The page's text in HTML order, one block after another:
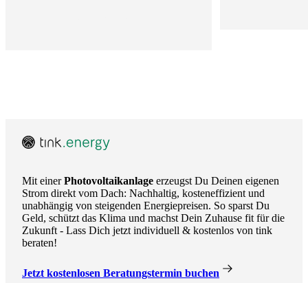
Mit einerPhotovoltaikanlage erzeugst Du Deinen eigenen
Strom direkt vom Dach: Nachhaltig, kosteneffizient und
unabhängig von steigenden Energiepreisen. So sparst Du
Geld, schützt das Klima und machst Dein Zuhause fit für die
Zukunft - Lass Dich jetzt individuell & kostenlos von tink
beraten!
Jetzt kostenlosen Beratungstermin buchen